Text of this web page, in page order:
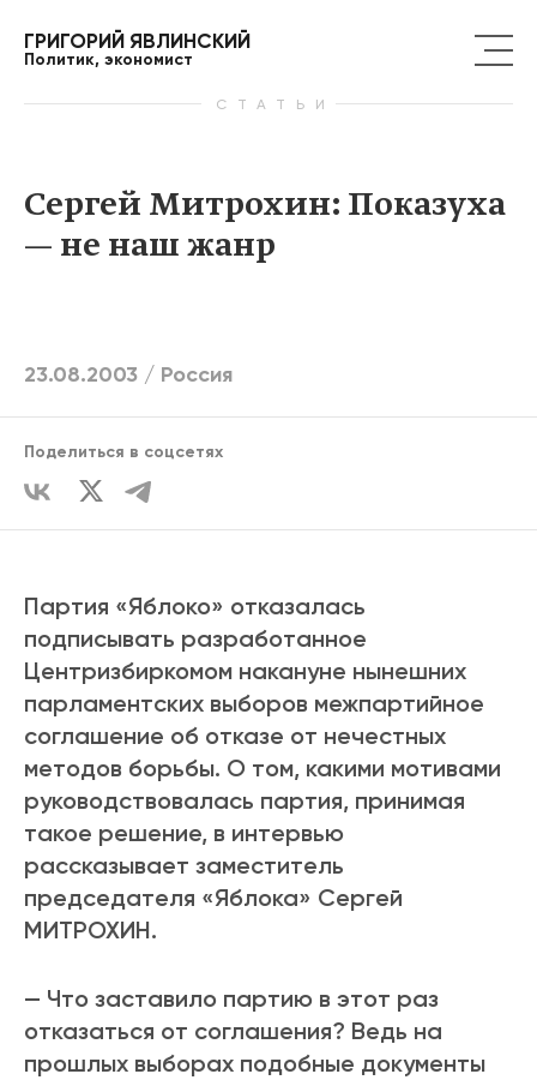
ГРИГОРИЙ ЯВЛИНСКИЙ
Политик, экономист
СТАТЬИ
Сергей Митрохин: Показуха
— не наш жанр
23.08.2003 / Россия
Поделиться в соцсетях
Партия «Яблоко» отказалась
подписывать разработанное
Центризбиркомом накануне нынешних
парламентских выборов межпартийное
соглашение об отказе от нечестных
методов борьбы. О том, какими мотивами
руководствовалась партия, принимая
такое решение, в интервью
рассказывает заместитель
председателя «Яблока» Сергей
МИТРОХИН.
— Что заставило партию в этот раз
отказаться от соглашения? Ведь на
прошлых выборах подобные документы